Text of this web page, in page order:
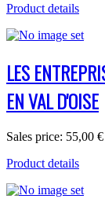
Product details
LES
EN VAL D'OISE
Sales price: 55,00 €
Product details